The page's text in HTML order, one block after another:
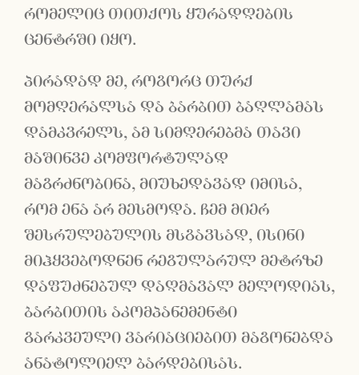
რომელიც თითქოს ყურადღების
ცენტრში იყო.
პირადად მე, როგორც თურქ
მომღერალსა და ბარბით ბაღლამას
დამკვრელს, ამ სიმღერებმა თავი
მაშინვე კომფორტულად
მაგრძნობინა, მიუხედავად იმისა,
რომ ენა არ მესმოდა. ჩემ მიერ
შესრულებულის მსგავსად, ისინი
მიჰყვებოდნენ რეგულარულ მეტრზე
დაფუძნებულ დაღმავალ მელოდიას,
ბარბითის აკომპანემენტი
გარკვეული ვარიაციებით მაგონებდა
ანატოლიელ ბარდებისას.